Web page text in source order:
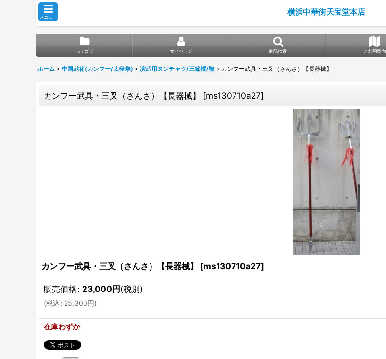
メニュー
横浜中華街天宝堂本店
カテゴリ マイページ 商品検索 ご利用案内
ホーム > 中国武術(カンフー/太極拳) > 演武用ヌンチャク/三節棍/鞭 > カンフー武具・三叉（さんさ）【長器械】
カンフー武具・三叉（さんさ）【長器械】 [ms130710a27]
カンフー武具・三叉（さんさ）【長器械】 [ms130710a27]
販売価格: 23,000円(税別)
(税込: 25,300円)
在庫わずか